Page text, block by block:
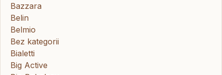
Bazzara
Belin
Belmio
Bez kategorii
Bialetti
Big Active